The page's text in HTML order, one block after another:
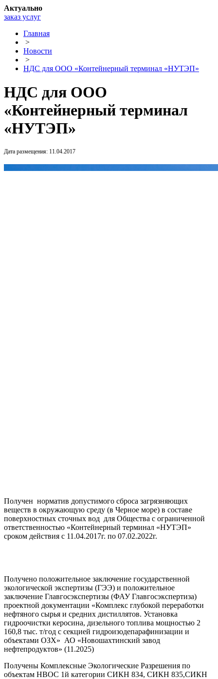
Актуально
заказ услуг
Главная
>
Новости
>
НДС для ООО «Контейнерный терминал «НУТЭП»
НДС для ООО
«Контейнерный терминал
«НУТЭП»
Дата размещения: 11.04.2017
Получен норматив допустимого сброса загрязняющих
веществ в окружающую среду (в Черное море) в составе
поверхностных сточных вод для Общества с ограниченной
ответственностью «Контейнерный терминал «НУТЭП»
сроком действия с 11.04.2017г. по 07.02.2022г.
Получено положительное заключение государственной
экологической экспертизы (ГЭЭ) и положительное
заключение Главгосэкспертизы (ФАУ Главгосэкспертиза)
проектной документации «Комплекс глубокой переработки
нефтяного сырья и средних дистиллятов. Установка
гидроочистки керосина, дизельного топлива мощностью 2
160,8 тыс. т/год с секцией гидроизодепарафинизации и
объектами ОЗХ» АО «Новошахтинский завод
нефтепродуктов» (11.2025)
Получены Комплексные Экологические Разрешения по
объектам НВОС 1й категории СИКН 834, СИКН 835,СИКН